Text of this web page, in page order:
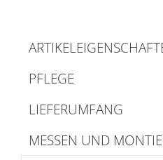
PFLEGE
LIEFERUMFANG
MESSEN UND